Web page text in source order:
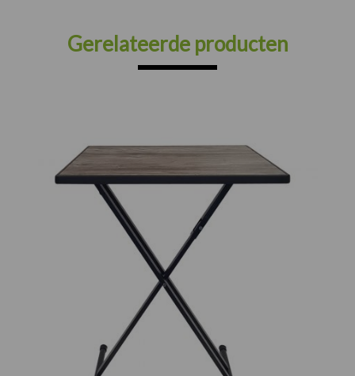
Gerelateerde producten
€78.00
€112.00